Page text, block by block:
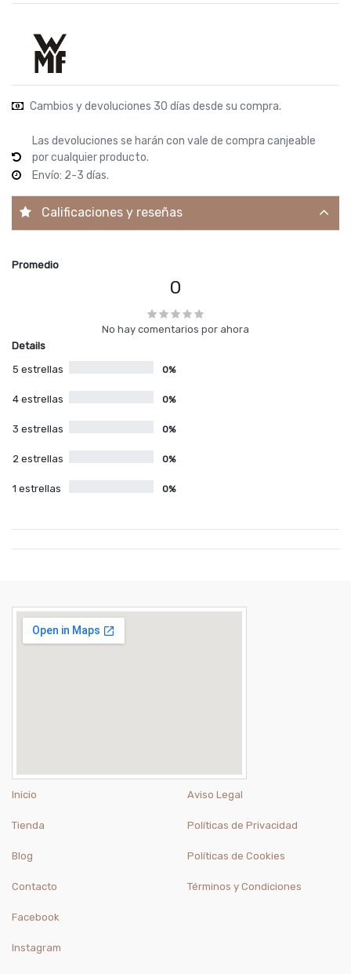
Cambios y devoluciones 30 días desde su compra.
Las devoluciones se harán con vale de compra canjeable
por cualquier producto.
Envío: 2-3 días.
Calificaciones y reseñas
Promedio
0
No hay comentarios por ahora
Details
5 estrellas
0%
4 estrellas 0%
3 estrellas 0%
2 estrellas 0%
1 estrellas 0%
Inicio
Tienda
Blog
Contacto
Aviso Legal
Políticas de Privacidad
Políticas de Cookies
Términos y Condiciones
Facebook
Instagram